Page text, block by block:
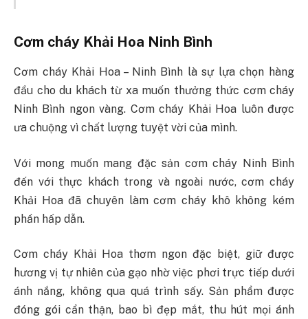
Cơm cháy Khải Hoa Ninh Bình
Cơm cháy Khải Hoa – Ninh Bình là sự lựa chọn hàng
đầu cho du khách từ xa muốn thưởng thức cơm cháy
Ninh Bình ngon vàng. Cơm cháy Khải Hoa luôn được
ưa chuộng vì chất lượng tuyệt vời của mình.
Với mong muốn mang đặc sản cơm cháy Ninh Bình
đến với thực khách trong và ngoài nước, cơm cháy
Khải Hoa đã chuyên làm cơm cháy khô không kém
phần hấp dẫn.
Cơm cháy Khải Hoa thơm ngon đặc biệt, giữ được
hương vị tự nhiên của gạo nhờ việc phơi trực tiếp dưới
ánh nắng, không qua quá trình sấy. Sản phẩm được
đóng gói cẩn thận, bao bì đẹp mắt, thu hút mọi ánh